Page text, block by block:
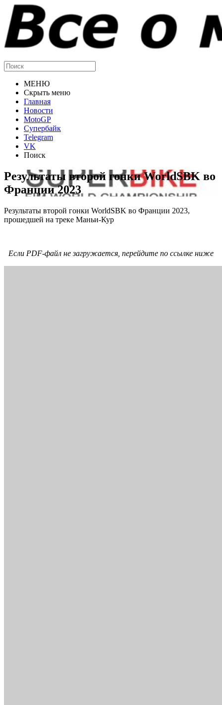
МЕНЮ
Скрыть меню
Главная
Новости
MotoGP
Супербайк
Telegram
VK
Поиск
Результаты второй гонки WorldSBK во
Франции 2023
Результаты второй гонки WorldSBK во Франции 2023,
прошедшей на треке Маньи-Кур
Если PDF-файл не загружается, перейдите по ссылке ниже